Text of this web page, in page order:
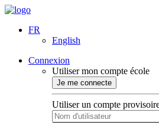
FR
English
Connexion
Utiliser mon compte école
Je me connecte
Utiliser un compte